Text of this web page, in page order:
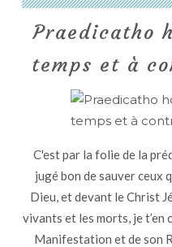
Praedicatho
temps et à
C'est par la folie de la
jugé bon de sauver ceux
Dieu, et devant le Christ
vivants et les morts, je t’en
Manifestation et de son